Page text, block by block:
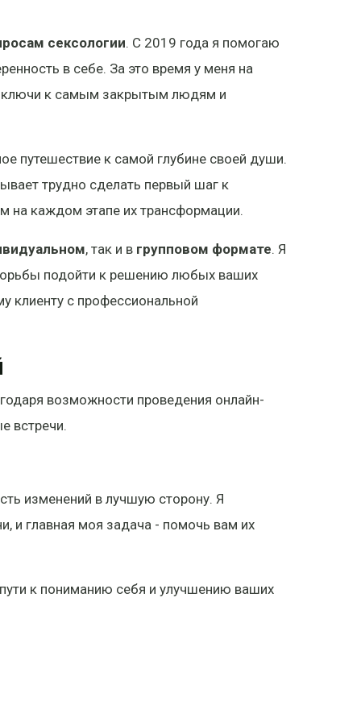
сексологии. С 2019 года я помогаю
в себе. За это время у меня на
ключи к самым закрытым людям и
путешествие к самой глубине своей души.
трудно сделать первый шаг к
на каждом этапе их трансформации.
, так и в групповом формате. Я
подойти к решению любых ваших
клиенту с профессиональной
возможности проведения онлайн-
встречи.
изменений в лучшую сторону. Я
и главная моя задача - помочь вам их
к пониманию себя и улучшению ваших